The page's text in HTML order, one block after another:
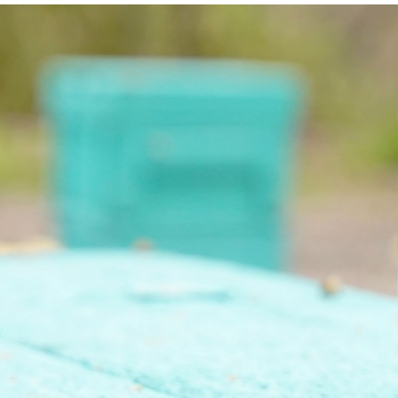
Origin Pure Honey
グルオリジンハニ
は